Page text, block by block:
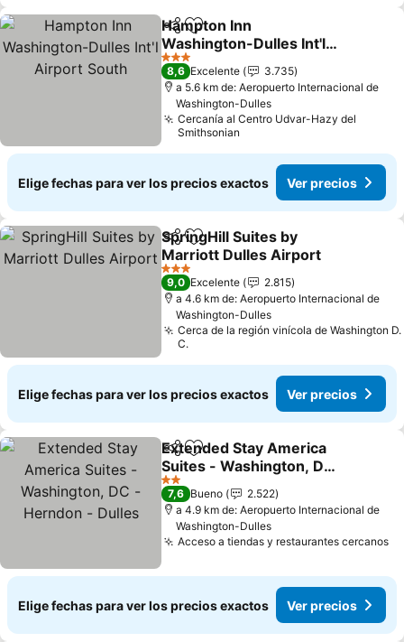
CompartirAgregar a favoritos
Hampton Inn
Washington-Dulles Int'l
Airport South
Ver precios
3 Estrellas
8,6 Excelente
3.735
a 5.6 km de: Aeropuerto Internacional de
Washington-Dulles
Cercanía al Centro Udvar-Hazy del
Smithsonian
Elige fechas para ver los precios exactos Ver precios
CompartirAgregar a favoritos
SpringHill Suites by
Marriott Dulles Airport
Ver precios
3 Estrellas
9,0 Excelente
2.815
a 4.6 km de: Aeropuerto Internacional de
Washington-Dulles
Cerca de la región vinícola de Washington D.
C.
Elige fechas para ver los precios exactos Ver precios
CompartirAgregar a favoritos
Extended Stay America
Suites - Washington, DC -
Herndon - Dulles
Ver precios
2 Estrellas
7,6 Bueno
2.522
a 4.9 km de: Aeropuerto Internacional de
Washington-Dulles
Acceso a tiendas y restaurantes cercanos
Elige fechas para ver los precios exactos Ver precios